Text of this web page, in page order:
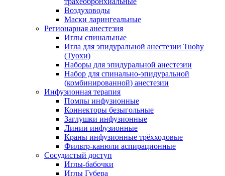
Воздуховоды
Маски ларингеальные
Регионарная анестезия
Иглы спинальные
Игла для эпидуральной анестезии Tuohy
(Туохи)
Наборы для эпидуральной анестезии
Набор для спинально-эпидуральной
(комбинированной) анестезии
Инфузионная терапия
Помпы инфузионные
Коннекторы безыгольные
Заглушки инфузионные
Линии инфузионные
Краны инфузионные трёхходовые
Фильтр-канюли аспирационные
Сосудистый доступ
Иглы-бабочки
Иглы Губера